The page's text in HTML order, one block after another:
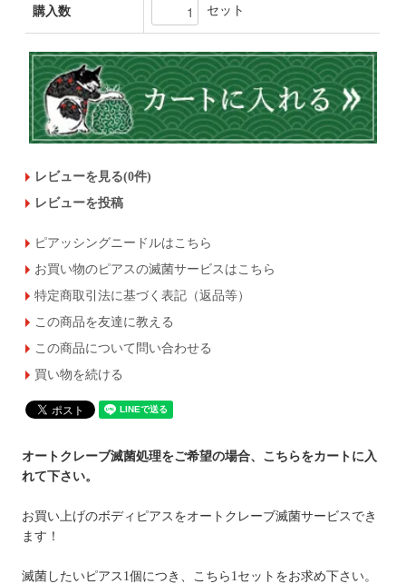
購入数 セット
レビューを見る(0件)
レビューを投稿
ピアッシングニードルはこちら
お買い物のピアスの滅菌サービスはこちら
特定商取引法に基づく表記（返品等）
この商品を友達に教える
この商品について問い合わせる
買い物を続ける
オートクレーブ滅菌処理をご希望の場合、こちらをカートに入
れて下さい。
お買い上げのボディピアスをオートクレーブ滅菌サービスでき
ます！
滅菌したいピアス1個につき、こちら1セットをお求め下さい。